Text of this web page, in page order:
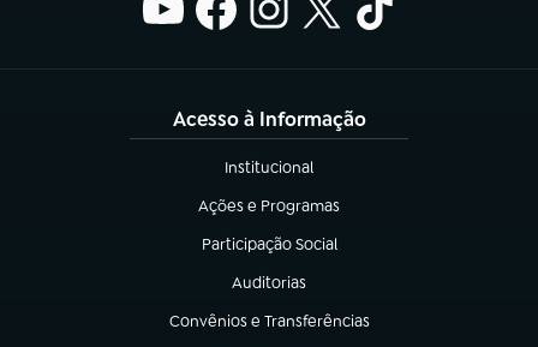
Acesso à Informação
Institucional
(abre em nova aba)
Ações e Programas
(abre em nova aba)
Participação Social
(abre em nova aba)
Auditorias
(abre em nova aba)
Convênios e Transferências
(abre em nova aba)